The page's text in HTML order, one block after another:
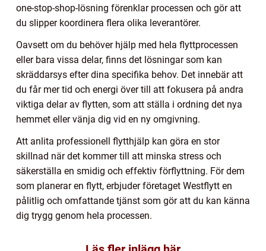
one-stop-shop-lösning förenklar processen och gör att
du slipper koordinera flera olika leverantörer.
Oavsett om du behöver hjälp med hela flyttprocessen
eller bara vissa delar, finns det lösningar som kan
skräddarsys efter dina specifika behov. Det innebär att
du får mer tid och energi över till att fokusera på andra
viktiga delar av flytten, som att ställa i ordning det nya
hemmet eller vänja dig vid en ny omgivning.
Att anlita professionell flytthjälp kan göra en stor
skillnad när det kommer till att minska stress och
säkerställa en smidig och effektiv förflyttning. För dem
som planerar en flytt, erbjuder företaget Westflytt en
pålitlig och omfattande tjänst som gör att du kan känna
dig trygg genom hela processen.